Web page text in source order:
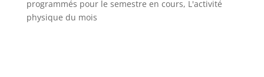
programmés pour le semestre en cours, L'activité
physique du mois